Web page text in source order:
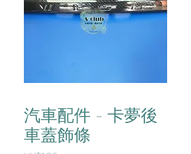
汽車配件 - 卡夢後
車蓋飾條